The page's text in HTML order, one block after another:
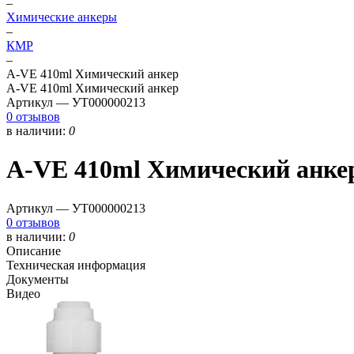
–
Химические анкеры
–
КМР
–
A-VE 410ml Химический анкер
A-VE 410ml Химический анкер
Артикул — УТ000000213
0 отзывов
в наличии: 0
A-VE 410ml Химический
Артикул — УТ000000213
0 отзывов
в наличии: 0
Описание
Техническая информация
Документы
Видео